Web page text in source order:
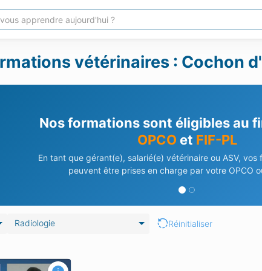
vétérinaires : Cochon
Nos formations sont éligibles au
OPCO et FIF-PL
En tant que gérant(e), salarié(e) vétérinaire ou ASV,
peuvent être prises en charge par votre OPCO
Radiologie Réinitialiser